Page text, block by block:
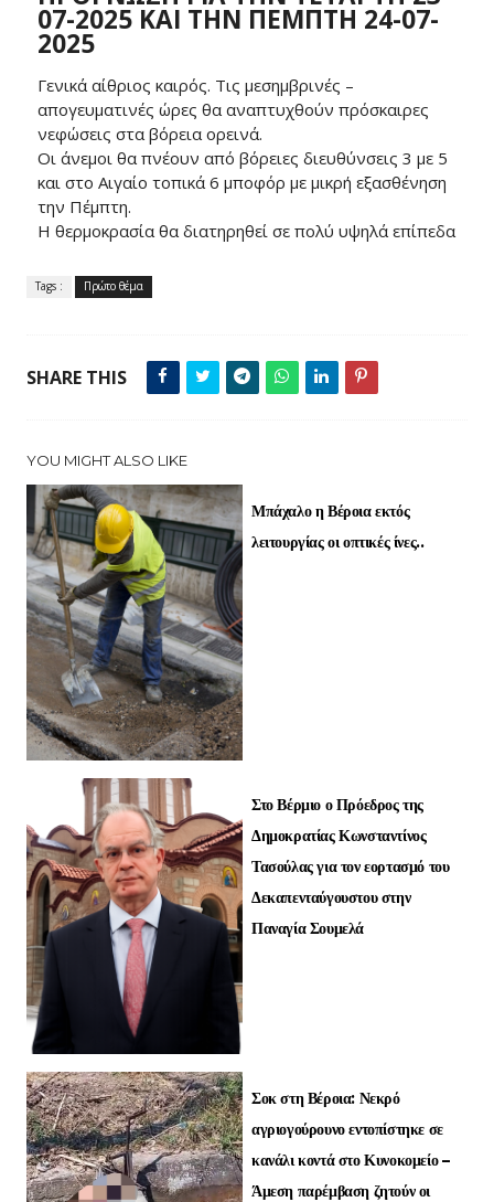
07-2025 ΚΑΙ ΤΗΝ ΠΕΜΠΤΗ 24-07-
2025
Γενικά αίθριος καιρός. Τις μεσημβρινές –
απογευματινές ώρες θα αναπτυχθούν πρόσκαιρες
νεφώσεις στα βόρεια ορεινά.
Οι άνεμοι θα πνέουν από βόρειες διευθύνσεις 3 με 5
και στο Αιγαίο τοπικά 6 μποφόρ με μικρή εξασθένηση
την Πέμπτη.
Η θερμοκρασία θα διατηρηθεί σε πολύ υψηλά επίπεδα
Tags : Πρώτο θέμα
SHARE THIS
YOU MIGHT ALSO LIKE
Μπάχαλο η Βέροια εκτός
λειτουργίας οι οπτικές ίνες..
Στο Βέρμιο ο Πρόεδρος της
Δημοκρατίας Κωνσταντίνος
Τασούλας για τον εορτασμό του
Δεκαπενταύγουστου στην
Παναγία Σουμελά
Σοκ στη Βέροια: Νεκρό
αγριογούρουνο εντοπίστηκε σε
κανάλι κοντά στο Κυνοκομείο –
Άμεση παρέμβαση ζητούν οι